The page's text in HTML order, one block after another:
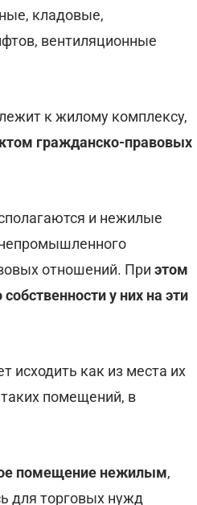
кладовые,
вентиляционные
к жилому комплексу,
гражданско-правовых
и нежилые
отношений. При этом
у них на эти
исходить как из места их
помещений, в
помещение нежилым,
для торговых нужд